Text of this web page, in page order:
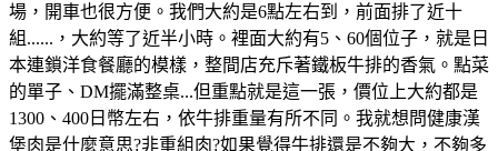
場，開車也很方便。我們大約是6點左右到，前面排了近十
組......，大約等了近半小時。裡面大約有5、60個位子，就是日
本連鎖洋食餐廳的模樣，整間店充斥著鐵板牛排的香氣。點菜
的單子、DM擺滿整桌...但重點就是這一張，價位上大約都是
1300、400日幣左右，依牛排重量有所不同。我就想問健康漢
堡肉是什麼意思?非重組肉?如果覺得牛排還是不夠大，不夠多